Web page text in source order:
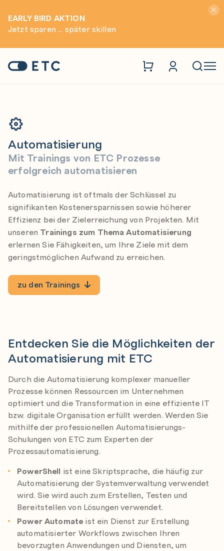
EARLY BIRD AKTION
Jetzt sparen ... später skillen
Startseite: ETC
Trainings Automatisierung
Automatisierung
Mit Trainings von ETC Prozesse
erfolgreich automatisieren
Automatisierung ist oftmals der Schlüssel zu
signifikanten Kostenersparnissen sowie höherer
Effizienz bei der Zielerreichung von Projekten. Mit
unseren Trainings zum Thema Automatisierung
erlernen Sie Fähigkeiten, um Ihre Ziele mit dem
geringstmöglichen Aufwand zu erreichen.
zu den Trainings
Entdecken Sie die Möglichkeiten der
Automatisierung mit ETC
Durch die Automatisierung komplexer manueller
Prozesse können Ressourcen im Unternehmen
optimiert und die Transformation in eine effiziente IT
bzw. digitale Organisation erfüllt werden. Werden Sie
mithilfe der professionellen Automatisierungs-
Schulungen von ETC zum Experten der
Prozessautomatisierung.
PowerShell ist eine Skriptsprache, die häufig zur
Automatisierung der Systemverwaltung verwendet
wird. Sie wird auch zum Erstellen, Testen und
Bereitstellen von Lösungen verwendet.
Power Automate ist ein Dienst zur Erstellung
automatisierter Workflows zwischen Ihren
bevorzugten Anwendungen und Diensten, um